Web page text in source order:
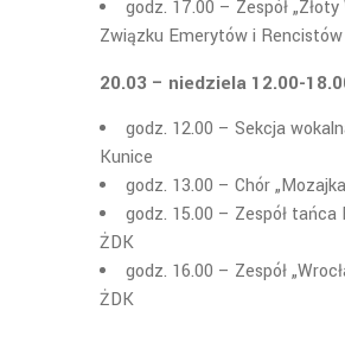
godz. 17.00 – Zespół „Złoty
Związku Emerytów i Rencistów
20.03 – niedziela 12.00-
godz. 12.00 – Sekcja
Kunice
godz. 13.00 – Chór
godz. 15.00 – Zespół tańca
ŻDK
godz. 16.00 – Zespół
ŻDK